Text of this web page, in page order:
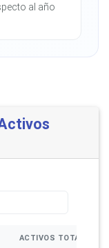
al año
ACTIVOS TOTALES